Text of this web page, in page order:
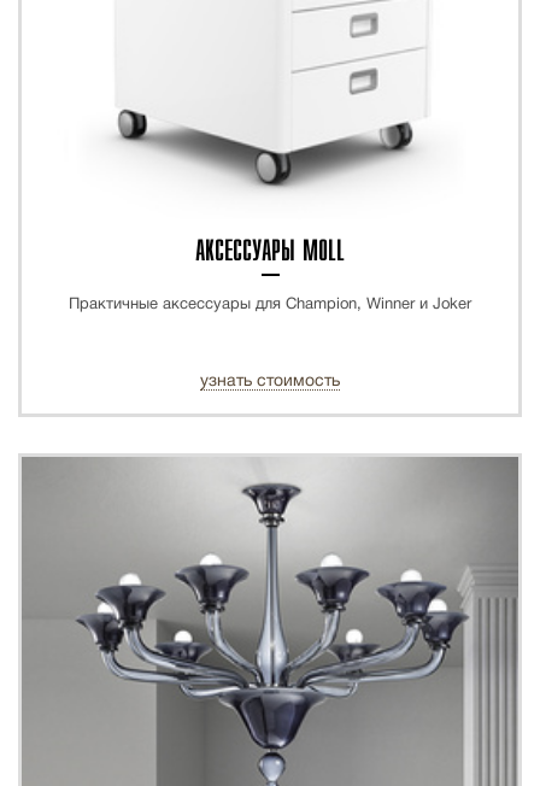
АКСЕССУАРЫ MOLL
Практичные аксессуары для Champion, Winner и Joker
узнать стоимость